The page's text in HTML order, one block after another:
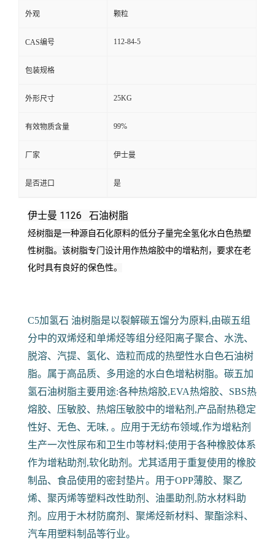
外观 颗粒
CAS编号 112-84-5
包装规格
外形尺寸 25KG
有效物质含量 99%
厂家 伊士曼
是否进口 是
伊士曼 1126 石油树脂
烃树脂是一种源自石化原料的低分子量完全氢化水白色热塑
性树脂。 该树脂专门设计用作热熔胶中的增粘剂，要求在老
化时具有良好的保色性。
C5加氢石 油树脂是以裂解碳五馏分为原料,由碳五组
分中的双烯烃和单烯烃等组分经阳离子聚合、水洗、
脱溶、汽提、氢化、造粒而成的热塑性水白色石油树
脂。属于高品质、多用途的水白色增粘树脂。碳五加
氢石油树脂主要用途:各种热熔胶,EVA热熔胶、SBS热
熔胶、压敏胶、热熔压敏胶中的增粘剂,产品耐热稳定
性好、无色、无味, 。应用于无纺布领域,作为增粘剂
生产一次性尿布和卫生巾等材料;使用于各种橡胶体系
作为增粘助剂,软化助剂。尤其适用于重复使用的橡胶
制品、食品使用的密封垫片。用于OPP薄胶、聚乙
烯、聚丙烯等塑料改性助剂、油墨助剂,防水材料助
剂。应用于木材防腐剂、聚烯烃新材料、聚酯涂料、
汽车用塑料制品等行业。